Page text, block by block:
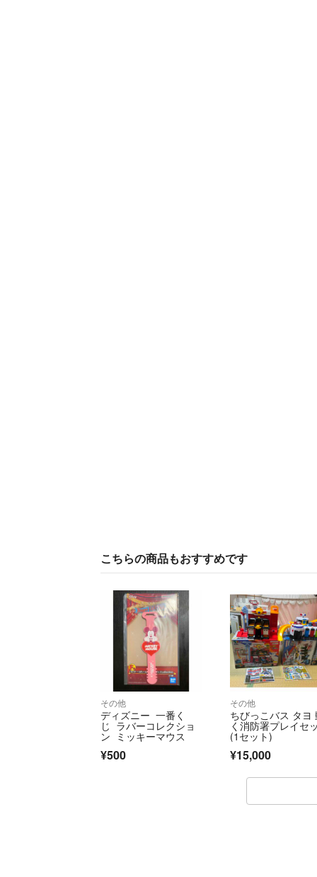
こちらの商品もおすすめです
その他
ディズニー 一番く
じ ラバーコレクショ
ン ミッキーマウス
¥500
その他
ちびっこバス タヨ
く消防署プレイセ
(1セット)
¥15,000